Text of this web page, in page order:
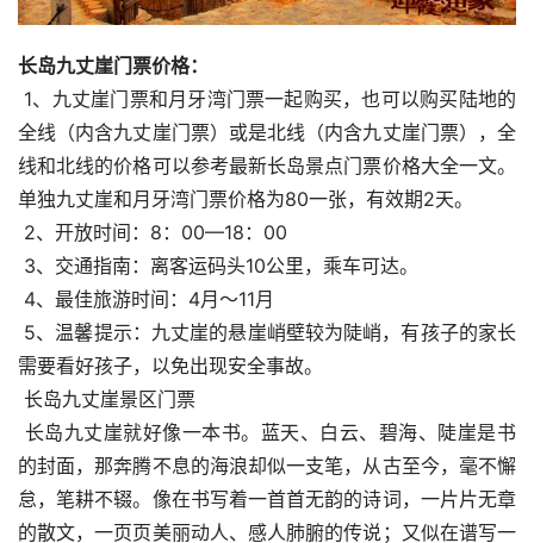
长岛九丈崖门票价格：
全线（内含九丈崖门票）或是北线（内含九丈崖门票），全
线和北线的价格可以参考最新长岛景点门票价格大全一文。
单独九丈崖和月牙湾门票价格为80一张，有效期2天。
2、开放时间：8：00—18：00
3、交通指南：离客运码头10公里，乘车可达。
4、最佳旅游时间：4月～11月
需要看好孩子，以免出现安全事故。
长岛九丈崖景区门票
的封面，那奔腾不息的海浪却似一支笔，从古至今，毫不懈
怠，笔耕不辍。像在书写着一首首无韵的诗词，一片片无章
的散文，一页页美丽动人、感人肺腑的传说；又似在谱写一